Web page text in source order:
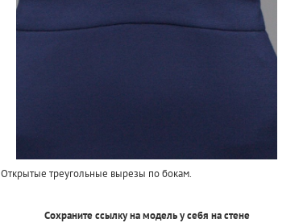
Открытые треугольные вырезы по бокам.
Сохраните ссылку на модель у себя на стене